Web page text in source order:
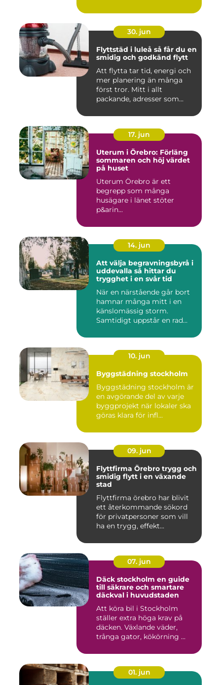
30. jun
Flyttstäd i luleå så får du en
smidig och godkänd flytt
Att flytta tar tid, energi och
mer planering än många
först tror. Mitt i allt
packande, adresser som...
17. jun
Uterum i Örebro: Förläng
sommaren och höj värdet
på huset
Uterum Örebro är ett
begrepp som många
husägare i länet stöter
p&arin...
14. jun
Att välja begravningsbyrå i
uddevalla så hittar du
trygghet i en svår tid
När en närstående går bort
hamnar många mitt i en
känslomässig storm.
Samtidigt uppstår en rad
10. jun
Byggstädning stockholm
Byggstädning stockholm är
en avgörande del av varje
byggprojekt när lokaler ska
göras klara för infl...
09. jun
Flyttfirma Örebro trygg och
smidig flytt i en växande
stad
Flyttfirma örebro har blivit
ett återkommande sökord
för privatpersoner som vill
ha en trygg, effekt...
07. jun
Däck stockholm en guide
till säkrare och smartare
däckval i huvudstaden
Att köra bil i Stockholm
ställer extra höga krav på
däcken. Växlande väder,
trånga gator, kökörning ...
01. jun